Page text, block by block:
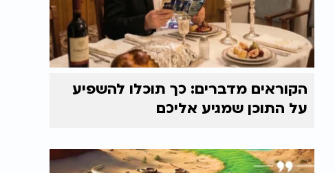
הקוראים מדברים: כך תוכלו להשפיע
על התוכן שמגיע אליכם